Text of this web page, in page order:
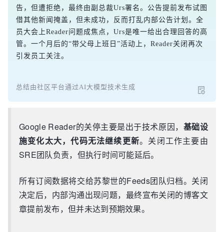
告，但遭拒绝，最终由副总裁Urs署名。公告提前发布试图
借其他新闻掩盖，但未成功，反而打乱内部公告计划。全
员大会上Reader问题成焦点，Urs是唯一给出合理回答的高
管。一个月后的“带父母上班日”活动上，Reader关闭再次
引发员工关注。
总结由社区平台通过AI大模型技术生成
Google Reader的关停主要是出于技术原因， 基础设
施变化太大，代码无法继续更新。关闭工作主要由
SRE团队负责，但执行时间可能延后。
所有订阅数据将交给苏黎世的Feeds团队归档。关闭
决定后，内部沟通出现问题，最终宣布关闭的博客文
章提前发布，但并未达到预期效果。